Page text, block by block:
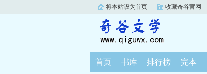
将本站设为首页 收藏奇谷官网
首页 书库 排行榜 完本